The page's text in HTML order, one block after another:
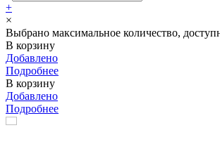
+
×
Выбрано максимальное количество,
В корзину
Добавлено
Подробнее
В корзину
Добавлено
Подробнее